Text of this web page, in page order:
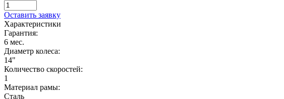
Оставить заявку
Характеристики
Гарантия:
6 мес.
Диаметр колеса:
14"
Количество скоростей:
1
Материал рамы:
Сталь